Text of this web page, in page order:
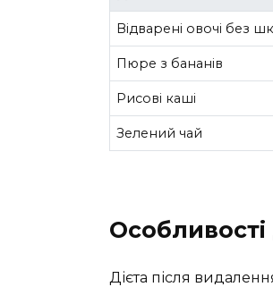
Відварені овочі без
Пюре з бананів
Рисові каші
Зелений чай
Дієта після